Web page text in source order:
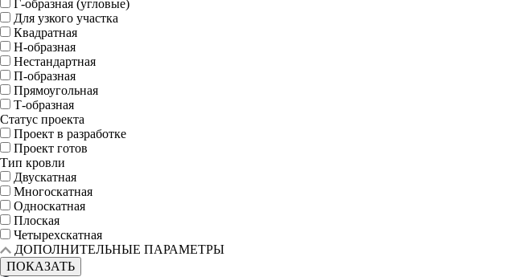
Г-образная (угловые)
Для узкого участка
Квадратная
Н-образная
Нестандартная
П-образная
Прямоугольная
Т-образная
Статус проекта
Проект в разработке
Проект готов
Тип кровли
Двускатная
Многоскатная
Односкатная
Плоская
Четырехскатная
ДОПОЛНИТЕЛЬНЫЕ ПАРАМЕТРЫ
ПОКАЗАТЬ